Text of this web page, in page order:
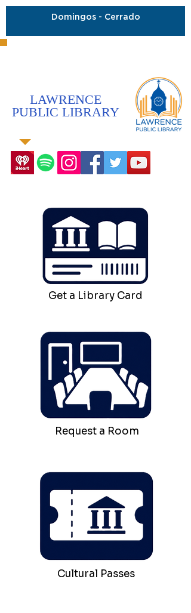
LAWRENCE
PUBLIC LIBRARY
Domingos - Cerrado
Get a Library Card
Request a Room
Cultural Passes